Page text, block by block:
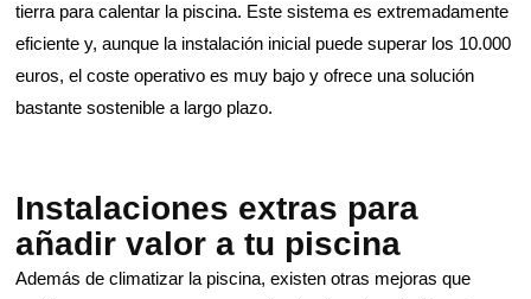
tierra para calentar la piscina. Este sistema es extremadamente
eficiente y, aunque la instalación inicial puede superar los 10.000
euros, el coste operativo es muy bajo y ofrece una solución
bastante sostenible a largo plazo.
Instalaciones extras para
añadir valor a tu piscina
Además de climatizar la piscina, existen otras mejoras que